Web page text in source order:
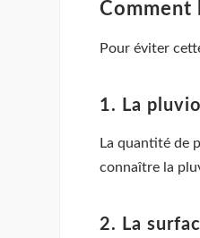
Comment
Pour éviter
1. La
La quantité de
connaître la
2. La